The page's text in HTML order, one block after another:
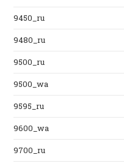
9450_ru
9480_ru
9500_ru
9500_wa
9595_ru
9600_wa
9700_ru